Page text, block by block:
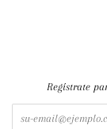
Regístrate